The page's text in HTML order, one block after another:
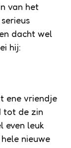
van het
dacht wel
hij:
ene vriendje
tot de zin
even leuk
nieuwe